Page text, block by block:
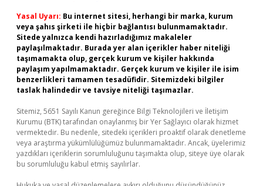
Yasal Uyarı: Bu internet sitesi, herhangi bir marka, kurum
veya şahıs şirketi ile hiçbir bağlantısı bulunmamaktadır.
Sitede yalnızca kendi hazırladığımız makaleler
paylaşılmaktadır. Burada yer alan içerikler haber niteliği
taşımamakta olup, gerçek kurum ve kişiler hakkında
paylaşım yapılmamaktadır. Gerçek kurum ve kişiler ile isim
benzerlikleri tamamen tesadüfidir. Sitemizdeki bilgiler
taslak halindedir ve tavsiye niteliği taşımazlar.
Sitemiz, 5651 Sayılı Kanun gereğince Bilgi Teknolojileri ve İletişim
Kurumu (BTK) tarafından onaylanmış bir Yer Sağlayıcı olarak hizmet
vermektedir. Bu nedenle, sitedeki içerikleri proaktif olarak denetleme
veya araştırma yükümlülüğümüz bulunmamaktadır. Ancak, üyelerimiz
yazdıkları içeriklerin sorumluluğunu taşımakta olup, siteye üye olarak
bu sorumluluğu kabul etmiş sayılırlar.